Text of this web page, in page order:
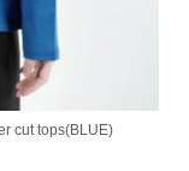
cut tops(BLUE)